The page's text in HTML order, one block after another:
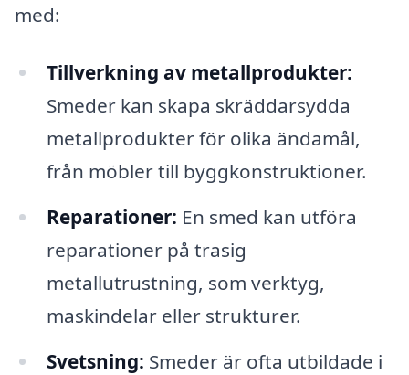
med:
Tillverkning av metallprodukter:
Smeder kan skapa skräddarsydda
metallprodukter för olika ändamål,
från möbler till byggkonstruktioner.
Reparationer: En smed kan utföra
reparationer på trasig
metallutrustning, som verktyg,
maskindelar eller strukturer.
Svetsning: Smeder är ofta utbildade i